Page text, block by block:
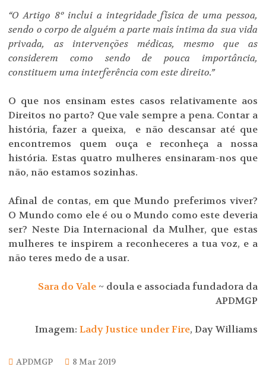
“O Artigo 8º inclui a integridade física de uma pessoa,
sendo o corpo de alguém a parte mais íntima da sua vida
privada, as intervenções médicas, mesmo que as
considerem como sendo de pouca importância,
constituem uma interferência com este direito.”
O que nos ensinam estes casos relativamente aos
Direitos no parto? Que vale sempre a pena. Contar a
história, fazer a queixa, e não descansar até que
encontremos quem ouça e reconheça a nossa
história. Estas quatro mulheres ensinaram-nos que
não, não estamos sozinhas.
Afinal de contas, em que Mundo preferimos viver?
O Mundo como ele é ou o Mundo como este deveria
ser? Neste Dia Internacional da Mulher, que estas
mulheres te inspirem a reconheceres a tua voz, e a
não teres medo de a usar.
Sara do Vale~ doula e associada fundadora da
APDMGP
Imagem: Lady Justice under Fire, Day Williams
APDMGP 8 Mar 2019